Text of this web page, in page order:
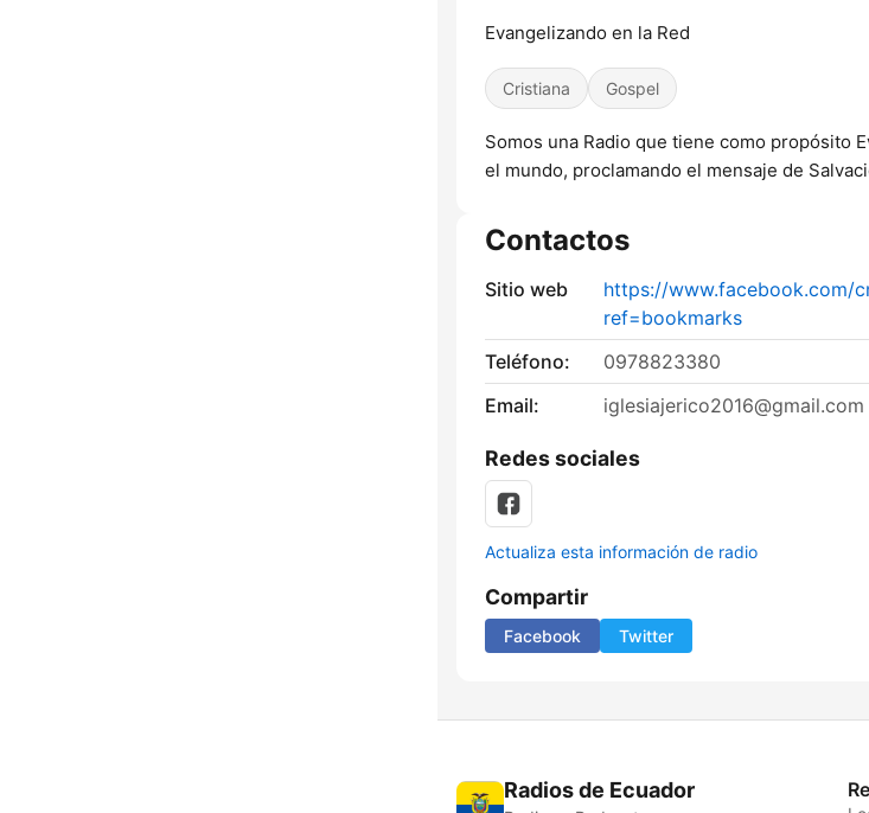
Evangelizando en la Red
Cristiana Gospel
Somos una Radio que tiene como propósito
el mundo, proclamando el mensaje de
Contactos
Sitio web
https://www.facebook.com/
ref=bookmarks
Teléfono:
0978823380
Email:
iglesiajerico2016@gmail.com
Redes sociales
Actualiza esta información de radio
Compartir
Facebook Twitter
Radios de Ecuador